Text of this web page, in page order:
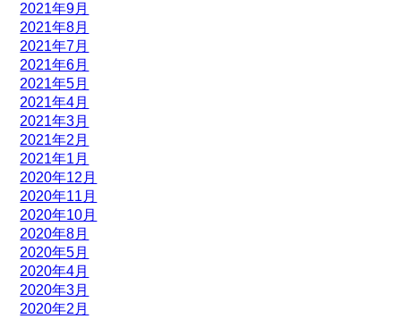
2021年9月
2021年8月
2021年7月
2021年6月
2021年5月
2021年4月
2021年3月
2021年2月
2021年1月
2020年12月
2020年11月
2020年10月
2020年8月
2020年5月
2020年4月
2020年3月
2020年2月